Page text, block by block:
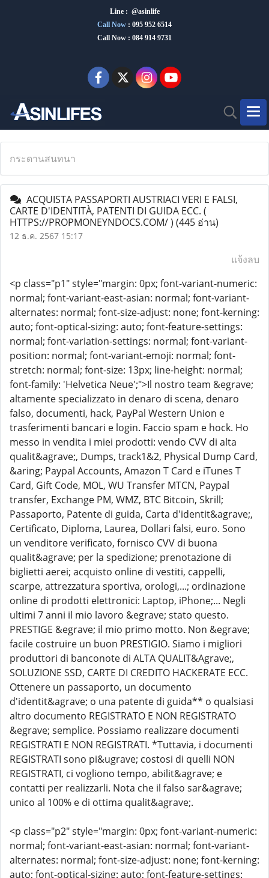
Line : @asinlife
Call Now : 095 952 6514
Call Now : 084 914 9731
กระดานสนทนา
ACQUISTA PASSAPORTI AUSTRIACI VERI E FALSI,
CARTE D'IDENTITÀ, PATENTI DI GUIDA ECC. (
HTTPS://PROPMONEYNDOCS.COM/ ) (445 อ่าน)
12 ธ.ค. 2567 15:17
แจ้งลบ
<p class="p1" style="margin: 0px; font-variant-numeric:
normal; font-variant-east-asian: normal; font-variant-
alternates: normal; font-size-adjust: none; font-kerning:
auto; font-optical-sizing: auto; font-feature-settings:
normal; font-variation-settings: normal; font-variant-
position: normal; font-variant-emoji: normal; font-
stretch: normal; font-size: 13px; line-height: normal;
font-family: 'Helvetica Neue';">Il nostro team &egrave;
altamente specializzato in denaro di scena, denaro
falso, documenti, hack, PayPal Western Union e
trasferimenti bancari e login. Faccio spam e hock. Ho
messo in vendita i miei prodotti: vendo CVV di alta
qualit&agrave;, Dumps, track1&2, Physical Dump Card,
&aring; Paypal Accounts, Amazon T Card e iTunes T
Card, Gift Code, MOL, WU Transfer MTCN, Paypal
transfer, Exchange PM, WMZ, BTC Bitcoin, Skrill;
Passaporto, Patente di guida, Carta d'identit&agrave;,
Certificato, Diploma, Laurea, Dollari falsi, euro. Sono
un venditore verificato, fornisco CVV di buona
qualit&agrave; per la spedizione; prenotazione di
biglietti aerei; acquisto online di vestiti, cappelli,
scarpe, attrezzatura sportiva, orologi,...; ordinazione
online di prodotti elettronici: Laptop, iPhone;... Negli
ultimi 7 anni il mio lavoro &egrave; stato questo.
PRESTIGE &egrave; il mio primo motto. Non &egrave;
facile costruire un buon PRESTIGIO. Siamo i migliori
produttori di banconote di ALTA QUALIT&Agrave;,
SOLUZIONE SSD, CARTE DI CREDITO HACKERATE ECC.
Ottenere un passaporto, un documento
d'identit&agrave; o una patente di guida** o qualsiasi
altro documento REGISTRATO E NON REGISTRATO
&egrave; semplice. Possiamo realizzare documenti
REGISTRATI E NON REGISTRATI. *Tuttavia, i documenti
REGISTRATI sono pi&ugrave; costosi di quelli NON
REGISTRATI, ci vogliono tempo, abilit&agrave; e
contatti per realizzarli. Nota che il falso sar&agrave;
unico al 100% e di ottima qualit&agrave;.
<p class="p2" style="margin: 0px; font-variant-numeric:
normal; font-variant-east-asian: normal; font-variant-
alternates: normal; font-size-adjust: none; font-kerning:
auto; font-optical-sizing: auto; font-feature-settings: